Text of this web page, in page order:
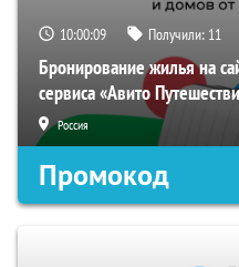
10:00:08 Получили: 11
Бронирование жилья на
сервиса «Авито
Россия
Промокод